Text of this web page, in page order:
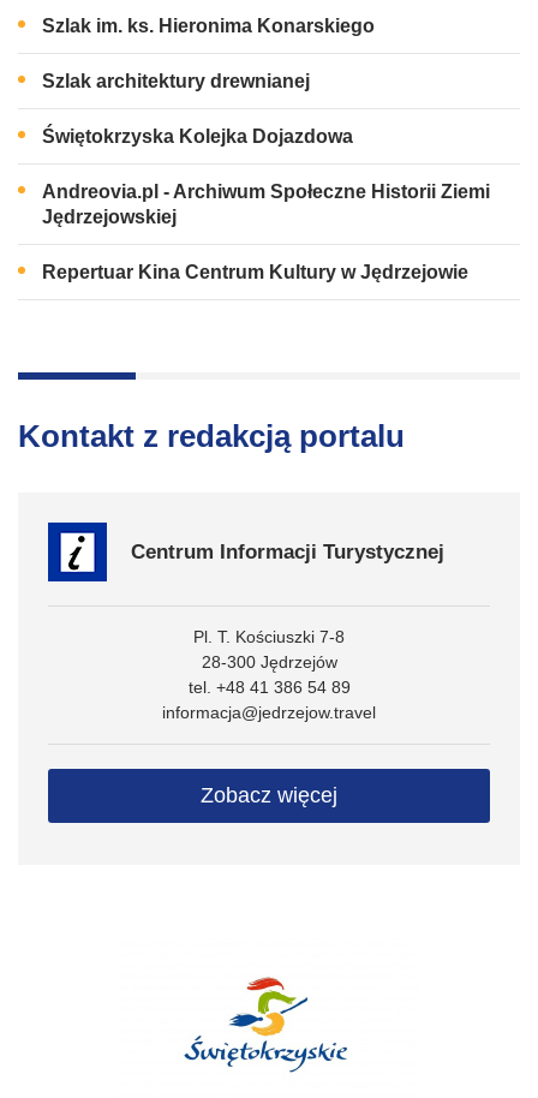
Szlak im. ks. Hieronima Konarskiego
Szlak architektury drewnianej
Świętokrzyska Kolejka Dojazdowa
Andreovia.pl - Archiwum Społeczne Historii Ziemi
Jędrzejowskiej
Repertuar Kina Centrum Kultury w Jędrzejowie
Kontakt z redakcją portalu
Centrum Informacji Turystycznej
Pl. T. Kościuszki 7-8
28-300 Jędrzejów
tel. +48 41 386 54 89
informacja@jedrzejow.travel
Zobacz więcej